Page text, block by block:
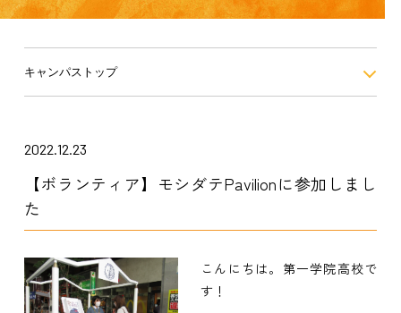
キャンパストップ
2022.12.23
【ボランティア】モシダテPavilionに参加しまし
た
こんにちは。第一学院高校で
す！